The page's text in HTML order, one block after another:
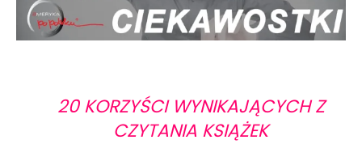
20 KORZYŚCI WYNIKAJĄCYCH Z
CZYTANIA KSIĄŻEK